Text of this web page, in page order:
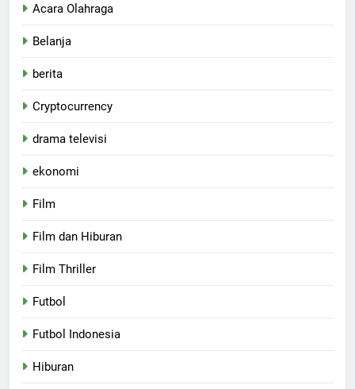
Acara Olahraga
Belanja
berita
Cryptocurrency
drama televisi
ekonomi
Film
Film dan Hiburan
Film Thriller
Futbol
Futbol Indonesia
Hiburan